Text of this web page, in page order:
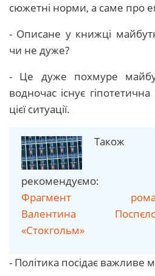
сюжетні норми, а саме про
- Описане у книжці
чи не дуже?
- Це дуже похмуре
водночас існує
цієї ситуації.
Також
рекомендуємо:
Фрагмент
Валентина
«Стокгольм»
- Політика посідає важливе